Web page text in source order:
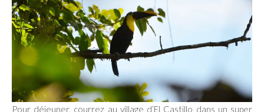
Pour déjeuner, courrez au village d’El Castillo dans un super